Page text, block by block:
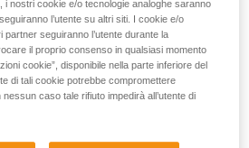
i nostri cookie e/o tecnologie analoghe saranno
l’utente su altri siti. I cookie e/o
seguiranno l’utente durante la
il proprio consenso in qualsiasi momento
cookie”, disponibile nella parte inferiore del
di tali cookie potrebbe compromettere
nessun caso tale rifiuto impedirà all’utente di